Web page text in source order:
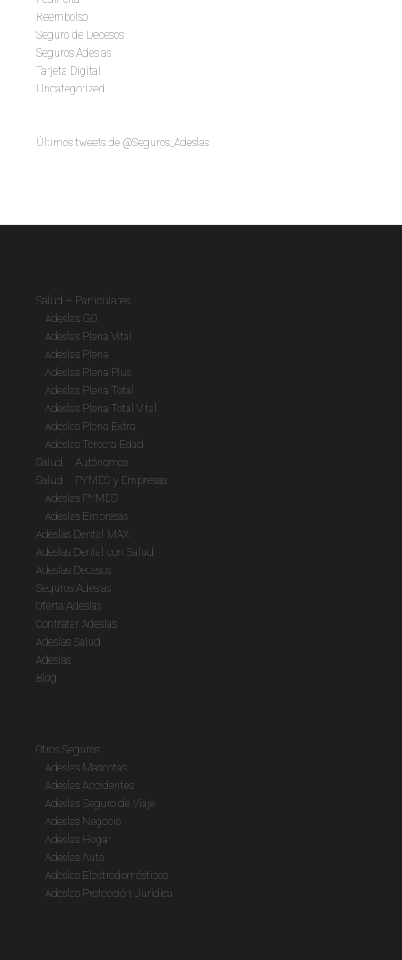
Reembolso
Seguro de Decesos
Seguros Adeslas
Tarjeta Digital
Uncategorized
Últimos tweets de @Seguros_Adeslas
Salud – Particulares
Adeslas GO
Adeslas Plena Vital
Adeslas Plena
Adeslas Plena Plus
Adeslas Plena Total
Adeslas Plena Total Vital
Adeslas Plena Extra
Adeslas Tercera Edad
Salud – Autónomos
Salud – PYMES y Empresas
Adeslas PYMES
Adeslas Empresas
Adeslas Dental MAX
Adeslas Dental con Salud
Adeslas Decesos
Seguros Adeslas
Oferta Adeslas
Contratar Adeslas
Adeslas Salud
Adeslas
Blog
Otros Seguros
Adeslas Mascotas
Adeslas Accidentes
Adeslas Seguro de Viaje
Adeslas Negocio
Adeslas Hogar
Adeslas Auto
Adeslas Electrodomésticos
Adeslas Protección Jurídica